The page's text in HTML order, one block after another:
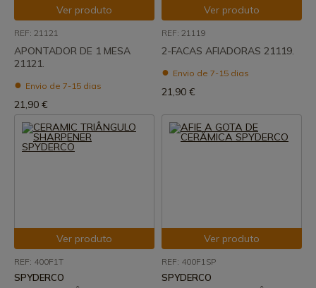
Ver produto
REF: 21121
APONTADOR DE 1 MESA
21121.
Envio de 7-15 dias
21,90 €
Ver produto
REF: 21119
2-FACAS AFIADORAS 21119.
Envio de 7-15 dias
21,90 €
Ver produto
REF: 400F1T
SPYDERCO
Ver produto
REF: 400F1SP
SPYDERCO